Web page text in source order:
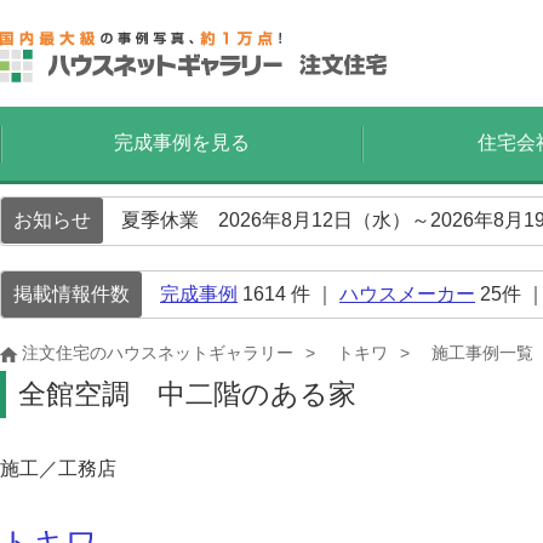
完成事例を見る 住宅会
お知らせ 夏季休業 2026年8月12日（水）～2026年8月
掲載情報件数 完成事例 1614 件 ｜ ハウスメーカー 25件
注文住宅のハウスネットギャラリー トキワ 施工事例一覧
全館空調 中二階のある家
施工／工務店